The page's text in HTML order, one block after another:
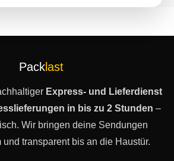
Packlast
Express- und Lieferdienst
in bis zu 2 Stunden –
Wir bringen deine Sendungen
transparent bis an die Haustür.